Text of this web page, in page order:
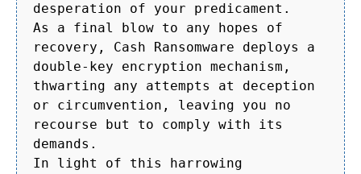
desperation of your predicament.
As a final blow to any hopes of
recovery, Cash Ransomware deploys a
double-key encryption mechanism,
thwarting any attempts at deception
or circumvention, leaving you no
recourse but to comply with its
demands.
In light of this harrowing